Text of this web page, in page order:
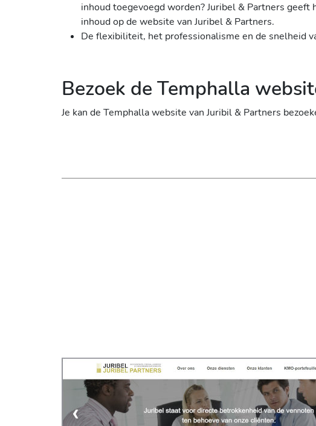
inhoud toegevoegd worden? Juribel & Partners
inhoud op de website van Juribel & Partners.
De flexibiliteit, het professionalisme en de snelheid
Bezoek de Temphalla
Je kan de Temphalla website van Juribil & Partners